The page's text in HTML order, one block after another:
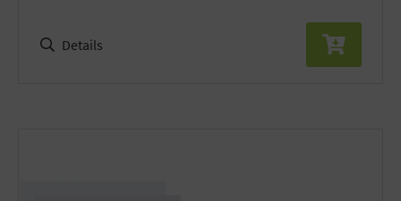
Details